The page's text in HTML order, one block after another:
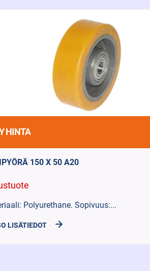
HINTA
150 X 50 A20
Polyurethane. Sopivuus:...
LISÄTIEDOT